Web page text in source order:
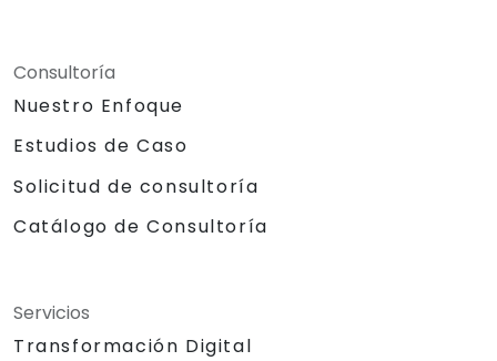
Consultoría
Nuestro Enfoque
Estudios de Caso
Solicitud de consultoría
Catálogo de Consultoría
Servicios
Transformación Digital